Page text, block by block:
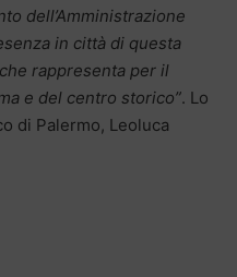
dell’Amministrazione
in città di questa
rappresenta per il
e del centro storico”. Lo
di Palermo, Leoluca